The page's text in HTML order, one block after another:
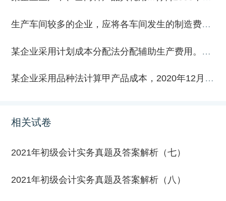
生产车间较多的企业，应将各车间发生的制造费用汇总后在企业范围内统一分配。
某企业采用计划成本分配法分配辅助生产费用。2020年8月份分配辅助生产费用前，供热车间发生生产费用181800元，其中为基本生产车间供热5000吨，为行政管理部门供热1000吨。供热车间每吨供热耗费的计划成本为30元。不考虑其他因素，当月基本生产车间应负担的供热费为（ ）元。
某企业采用品种法计算甲产品成本，2020年12月该企业仅生产甲产品一种产品，发生成本费用资料如下：（1）月初在产品100件，本月投入生产500件，本月完工480件，月末在产品120件。（2）采用在产品按定额成本计价法将生产成本在完工产品与在产品之间进行分配。在产品单位定额成本为：直接材料100元，直接人工70元，制造费用30元。（3）本月甲产品生产车间实际发生费用如下：生产产品耗用主要材料及辅助材料为500000元，生产工人薪酬为400000元，车间管理人员薪酬为100000元；车间已发生未支付的水电费为20000元，车间计提折旧费50000元；计提非专利技术（该非专利技术包含的经济利益通过生产产品实现）摊销费34000元。要求：根据上述资料，不考虑其他因素，分析回答下列小题。1、根据资料（1）和（2），下列各项中，甲产品月初在产品的成本计算结果表述正确的是（ ）。2、根据资料（3），下列各项中，甲产品12月发生生产费用的会计处理正确的是（ ）。3、根据资料（3），甲产品12月发生的制造费用总额是（ ）元。4、根据资料（1）至（3），下列各项中，按定额成本计价法计算在产品成本的表述正确的是（ ）。5、根据资料（1）至（3），甲产品本月完工产品总成本是（ ）元。
相关试卷
2021年初级会计实务真题及答案解析（七）
2021年初级会计实务真题及答案解析（八）